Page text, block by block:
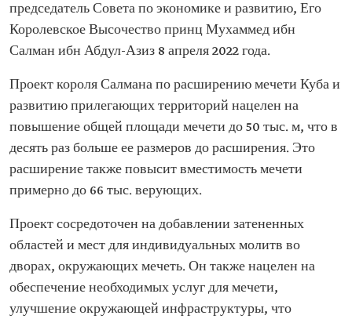
председатель Совета по экономике и развитию, Его
Королевское Высочество принц Мухаммед ибн
Салман ибн Абдул-Азиз 8 апреля 2022 года.
Проект короля Салмана по расширению мечети Куба и
развитию прилегающих территорий нацелен на
повышение общей площади мечети до 50 тыс. м, что в
десять раз больше ее размеров до расширения. Это
расширение также повысит вместимость мечети
примерно до 66 тыс. верующих.
Проект сосредоточен на добавлении затененных
областей и мест для индивидуальных молитв во
дворах, окружающих мечеть. Он также нацелен на
обеспечение необходимых услуг для мечети,
улучшение окружающей инфраструктуры, что